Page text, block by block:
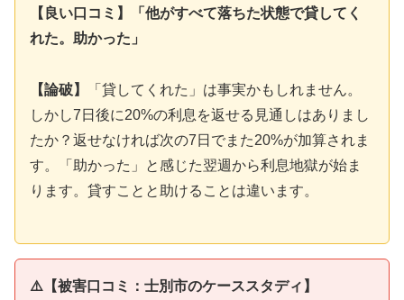
【良い口コミ】「他がすべて落ちた状態で貸してく
れた。助かった」
【論破】
「貸してくれた」は事実かもしれません。
しかし7日後に20%の利息を返せる見通しはありまし
たか？返せなければ次の7日でまた20%が加算されま
す。「助かった」と感じた翌週から利息地獄が始ま
ります。貸すことと助けることは違います。
⚠️【被害口コミ：士別市のケーススタディ】